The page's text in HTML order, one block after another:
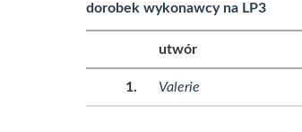
dorobek wykonawcy na LP3
utwór
Valerie